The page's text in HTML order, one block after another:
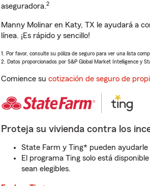
aseguradora.2
Manny Molinar en Katy, TX le ayudará a
línea. ¡Es rápido y sencillo!
1. Por favor, consulte su póliza de seguro para ver una lista
2. Datos proporcionados por S&P Global Market Intelligence y
Comience su cotización de seguro de
Proteja su vivienda contra los
State Farm y Ting* pueden
El programa Ting solo está
sean elegibles.